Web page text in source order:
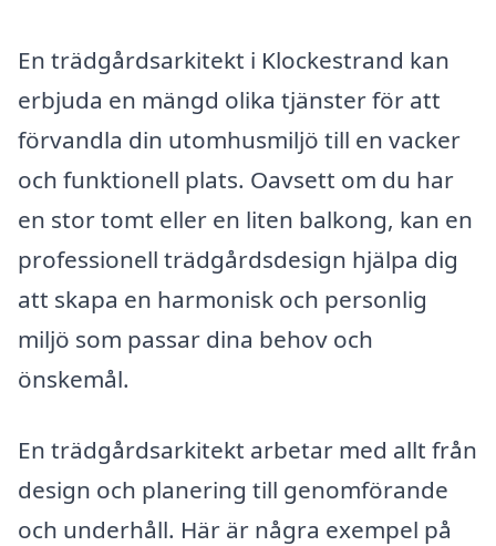
En trädgårdsarkitekt i Klockestrand kan
erbjuda en mängd olika tjänster för att
förvandla din utomhusmiljö till en vacker
och funktionell plats. Oavsett om du har
en stor tomt eller en liten balkong, kan en
professionell trädgårdsdesign hjälpa dig
att skapa en harmonisk och personlig
miljö som passar dina behov och
önskemål.
En trädgårdsarkitekt arbetar med allt från
design och planering till genomförande
och underhåll. Här är några exempel på